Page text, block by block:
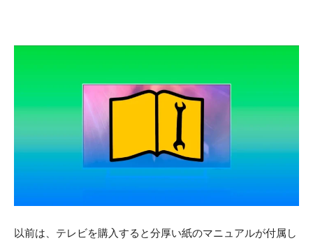
以前は、テレビを購入すると分厚い紙のマニュアルが付属し